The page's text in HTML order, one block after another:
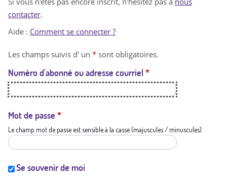
n
t
a
t
i
contacter.
Aide : Comment se connecter ?
Les champs suivis d' un * sont obligatoires.
Numéro d'abonné ou adresse courriel *
Mot de passe *
Le champ mot de passe est sensible à la casse (majuscules / minuscules)
Se souvenir de moi